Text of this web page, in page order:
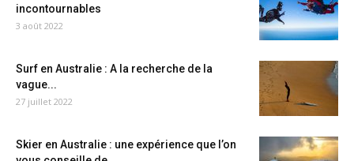
incontournables
3 août 2022
Surf en Australie : A la recherche de la
vague...
27 juillet 2022
Skier en Australie : une expérience que l’on